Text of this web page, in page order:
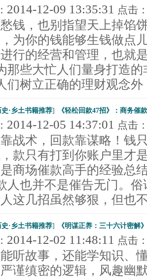
2014-12-09 13:35:31 点击
钱，也别指望天上掉馅
为你的钱能够生钱做点
行的经营和管理，也就
那些大忙人们量身打造
们树立正确的理财观念外
史·乡土书籍推荐] 《轻松回款47招》：商务催
2014-12-05 14:37:01 点击
战术，回款靠谋略！钱
款只有打到你账户里才
商场催款高手的经验总
人也并不是催告无门。
这几招虽然够狠，但也
史·乡土书籍推荐] 《明谋正养：三十六计密解
2014-12-02 11:48:11 点击
听故事，还能学知识、
谨缜密的逻辑，风趣幽